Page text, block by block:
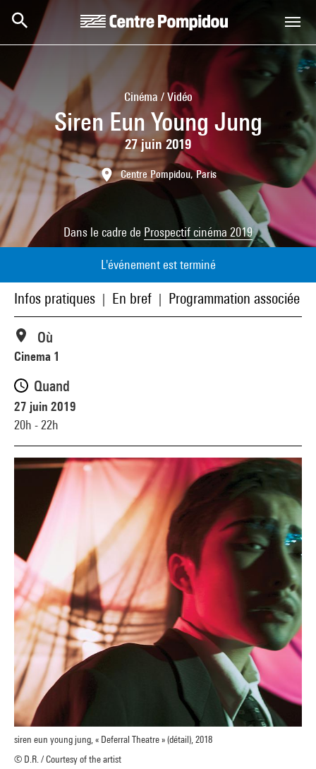
Aller au contenu principal
Centre Pompidou
Cinéma / Vidéo
Siren Eun Young Jung
27 juin 2019
Centre Pompidou, Paris
Dans le cadre de Prospectif cinéma 2019
L'événement est terminé
Infos pratiques En bref Programmation associée
siren eun young jung, « Deferral Theatre » (détail), 2018
© D.R. / Courtesy of the artist
Où
Cinema 1
Quand
27 juin 2019
20h - 22h